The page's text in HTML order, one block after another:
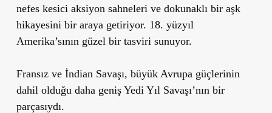
nefes kesici aksiyon sahneleri ve dokunaklı bir aşk
hikayesini bir araya getiriyor. 18. yüzyıl
Amerika’sının güzel bir tasviri sunuyor.
Fransız ve İndian Savaşı, büyük Avrupa güçlerinin
dahil olduğu daha geniş Yedi Yıl Savaşı’nın bir
parçasıydı.